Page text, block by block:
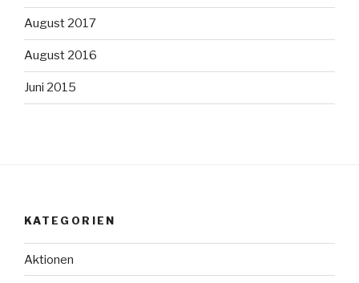
August 2017
August 2016
Juni 2015
KATEGORIEN
Aktionen